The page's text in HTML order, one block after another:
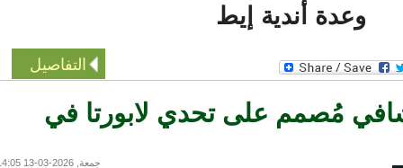
وعدة أندية إيط
التفاصيل
مُصمم على تحدي لابورتا في
جمعة, 2026-03-13 14:05